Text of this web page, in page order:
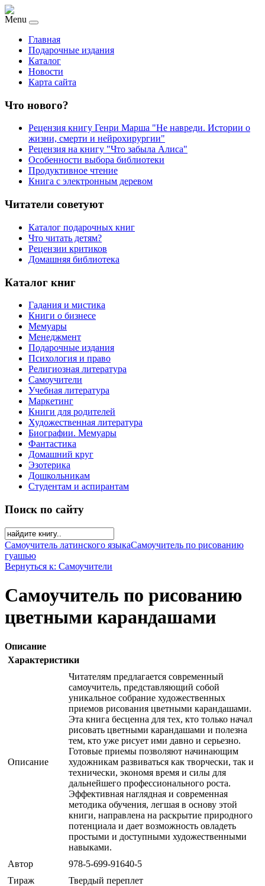
Menu
Главная
Подарочные издания
Каталог
Новости
Карта сайта
Что нового?
Рецензия книгу Генри Марша "Не навреди. Истории о
жизни, смерти и нейрохирургии"
Рецензия на книгу "Что забыла Алиса"
Особенности выбора библиотеки
Продуктивное чтение
Книга с электронным деревом
Читатели советуют
Каталог подарочных книг
Что читать детям?
Рецензии критиков
Домашняя библиотека
Каталог книг
Гадания и мистика
Книги о бизнесе
Мемуары
Менеджмент
Подарочные издания
Психология и право
Религиозная литература
Самоучители
Учебная литература
Маркетинг
Книги для родителей
Художественная литература
Биографии. Мемуары
Фантастика
Домашний круг
Эзотерика
Дошкольникам
Студентам и аспирантам
Поиск по сайту
Самоучитель латинского языкаСамоучитель по рисованию
гуашью
Вернуться к: Самоучители
Самоучитель по рисованию
цветными карандашами
Описание
Характеристики
Описание
Читателям предлагается современный
самоучитель, представляющий собой
уникальное собрание художественных
приемов рисования цветными карандашами.
Эта книга бесценна для тех, кто только начал
рисовать цветными карандашами и полезна
тем, кто уже рисует ими давно и серьезно.
Готовые приемы позволяют начинающим
художникам развиваться как творчески, так и
технически, экономя время и силы для
дальнейшего профессионального роста.
Эффективная наглядная и современная
методика обучения, легшая в основу этой
книги, направлена на раскрытие природного
потенциала и дает возможность овладеть
простыми и доступными художественными
навыками.
Автор
978-5-699-91640-5
Тираж
Твердый переплет